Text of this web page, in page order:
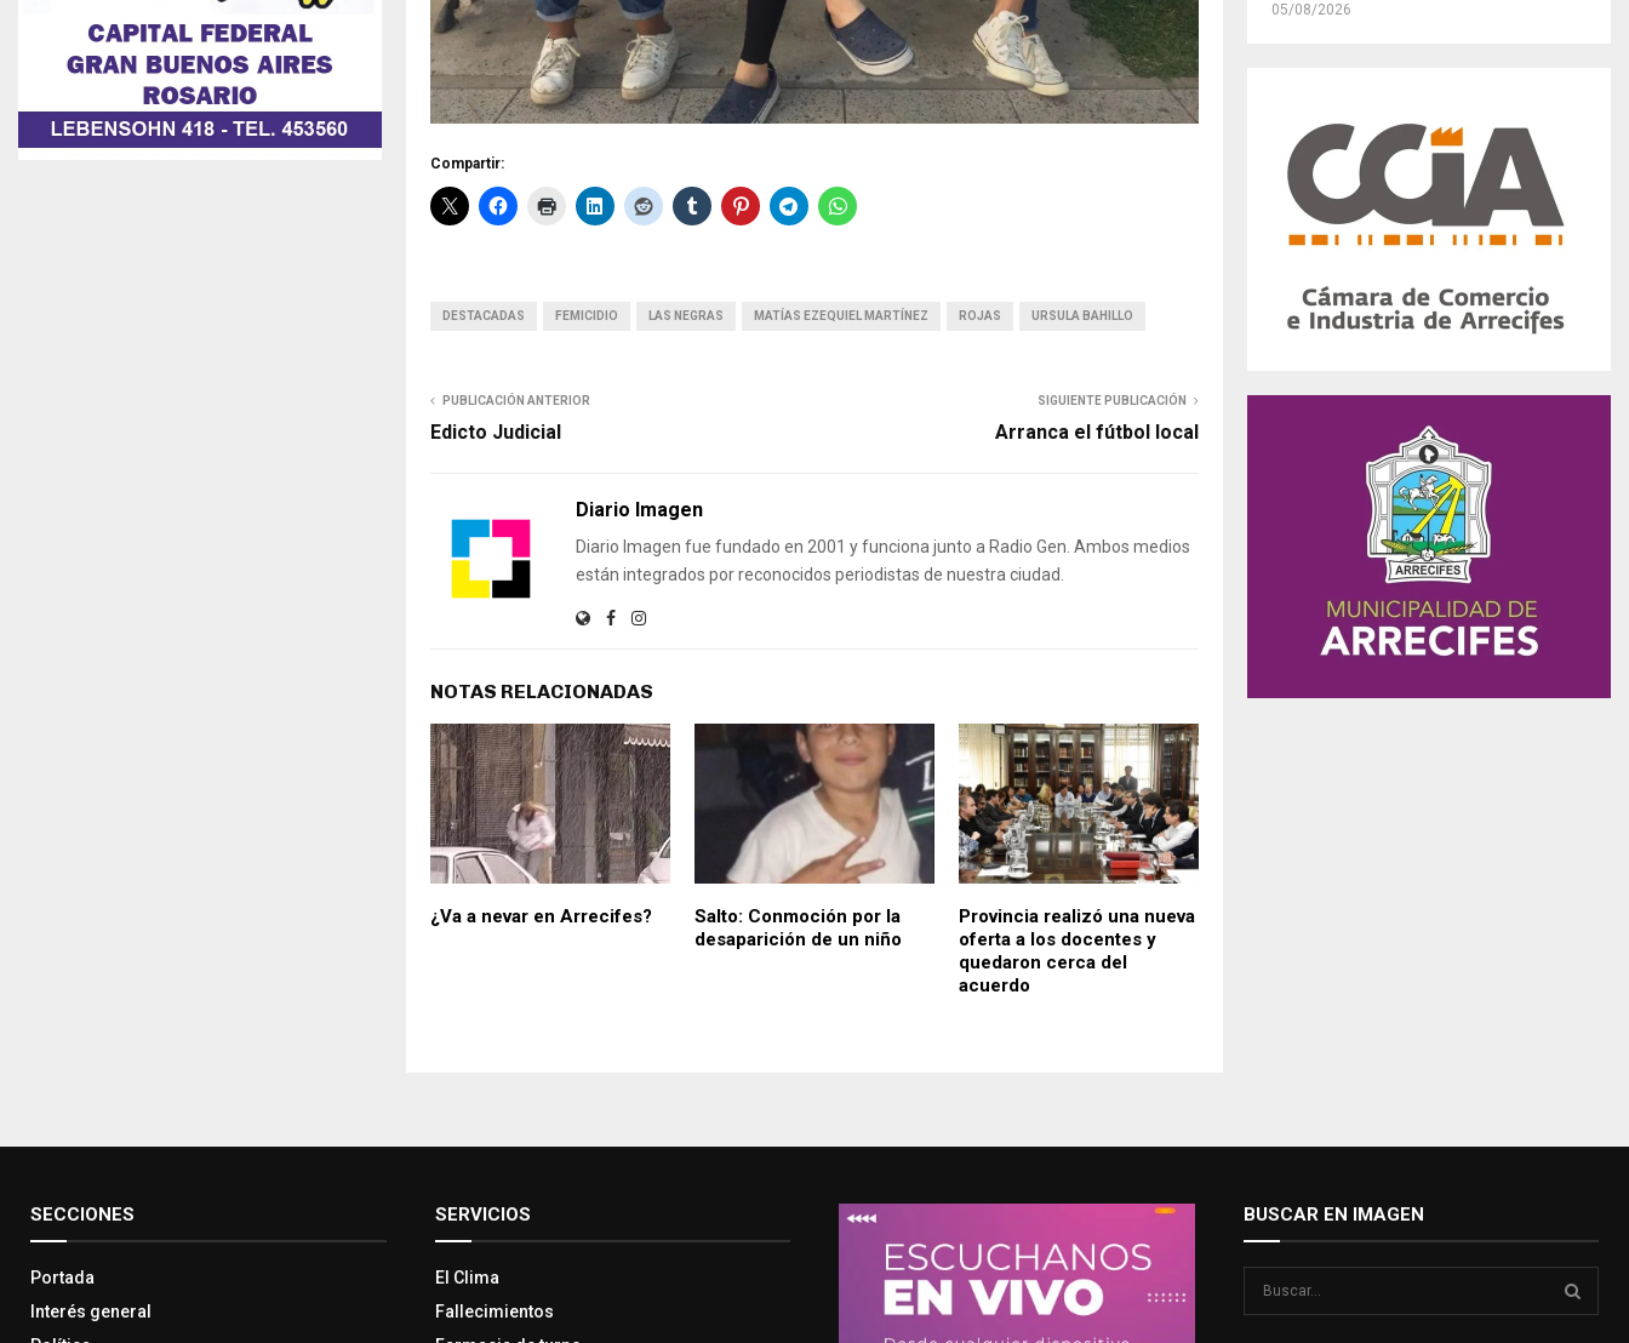
Compartir:
DESTACADAS FEMICIDIO LAS NEGRAS MATÍAS EZEQUIEL MARTÍNEZ ROJAS URSULA BAHILLO
PUBLICACIÓN ANTERIOR
Edicto Judicial
SIGUIENTE PUBLICACIÓN
Arranca el fútbol local
Diario Imagen
Diario Imagen fue fundado en 2001 y funciona junto a Radio Gen. Ambos medios
están integrados por reconocidos periodistas de nuestra ciudad.
NOTAS RELACIONADAS
¿Va a nevar en Arrecifes?
Salto: Conmoción por la
desaparición de un niño
Provincia realizó una nueva
oferta a los docentes y
quedaron cerca del
acuerdo
05/08/2026
SECCIONES
Portada
Interés general
SERVICIOS
El Clima
Fallecimientos
BUSCAR EN IMAGEN